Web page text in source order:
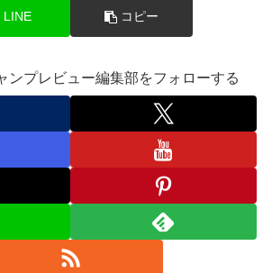
LINE コピー
ンプレビュー編集部をフォローする